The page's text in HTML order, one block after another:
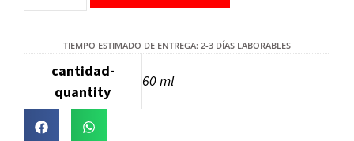
TIEMPO ESTIMADO DE ENTREGA: 2-3 DÍAS LABORABLES
cantidad-
quantity
60 ml